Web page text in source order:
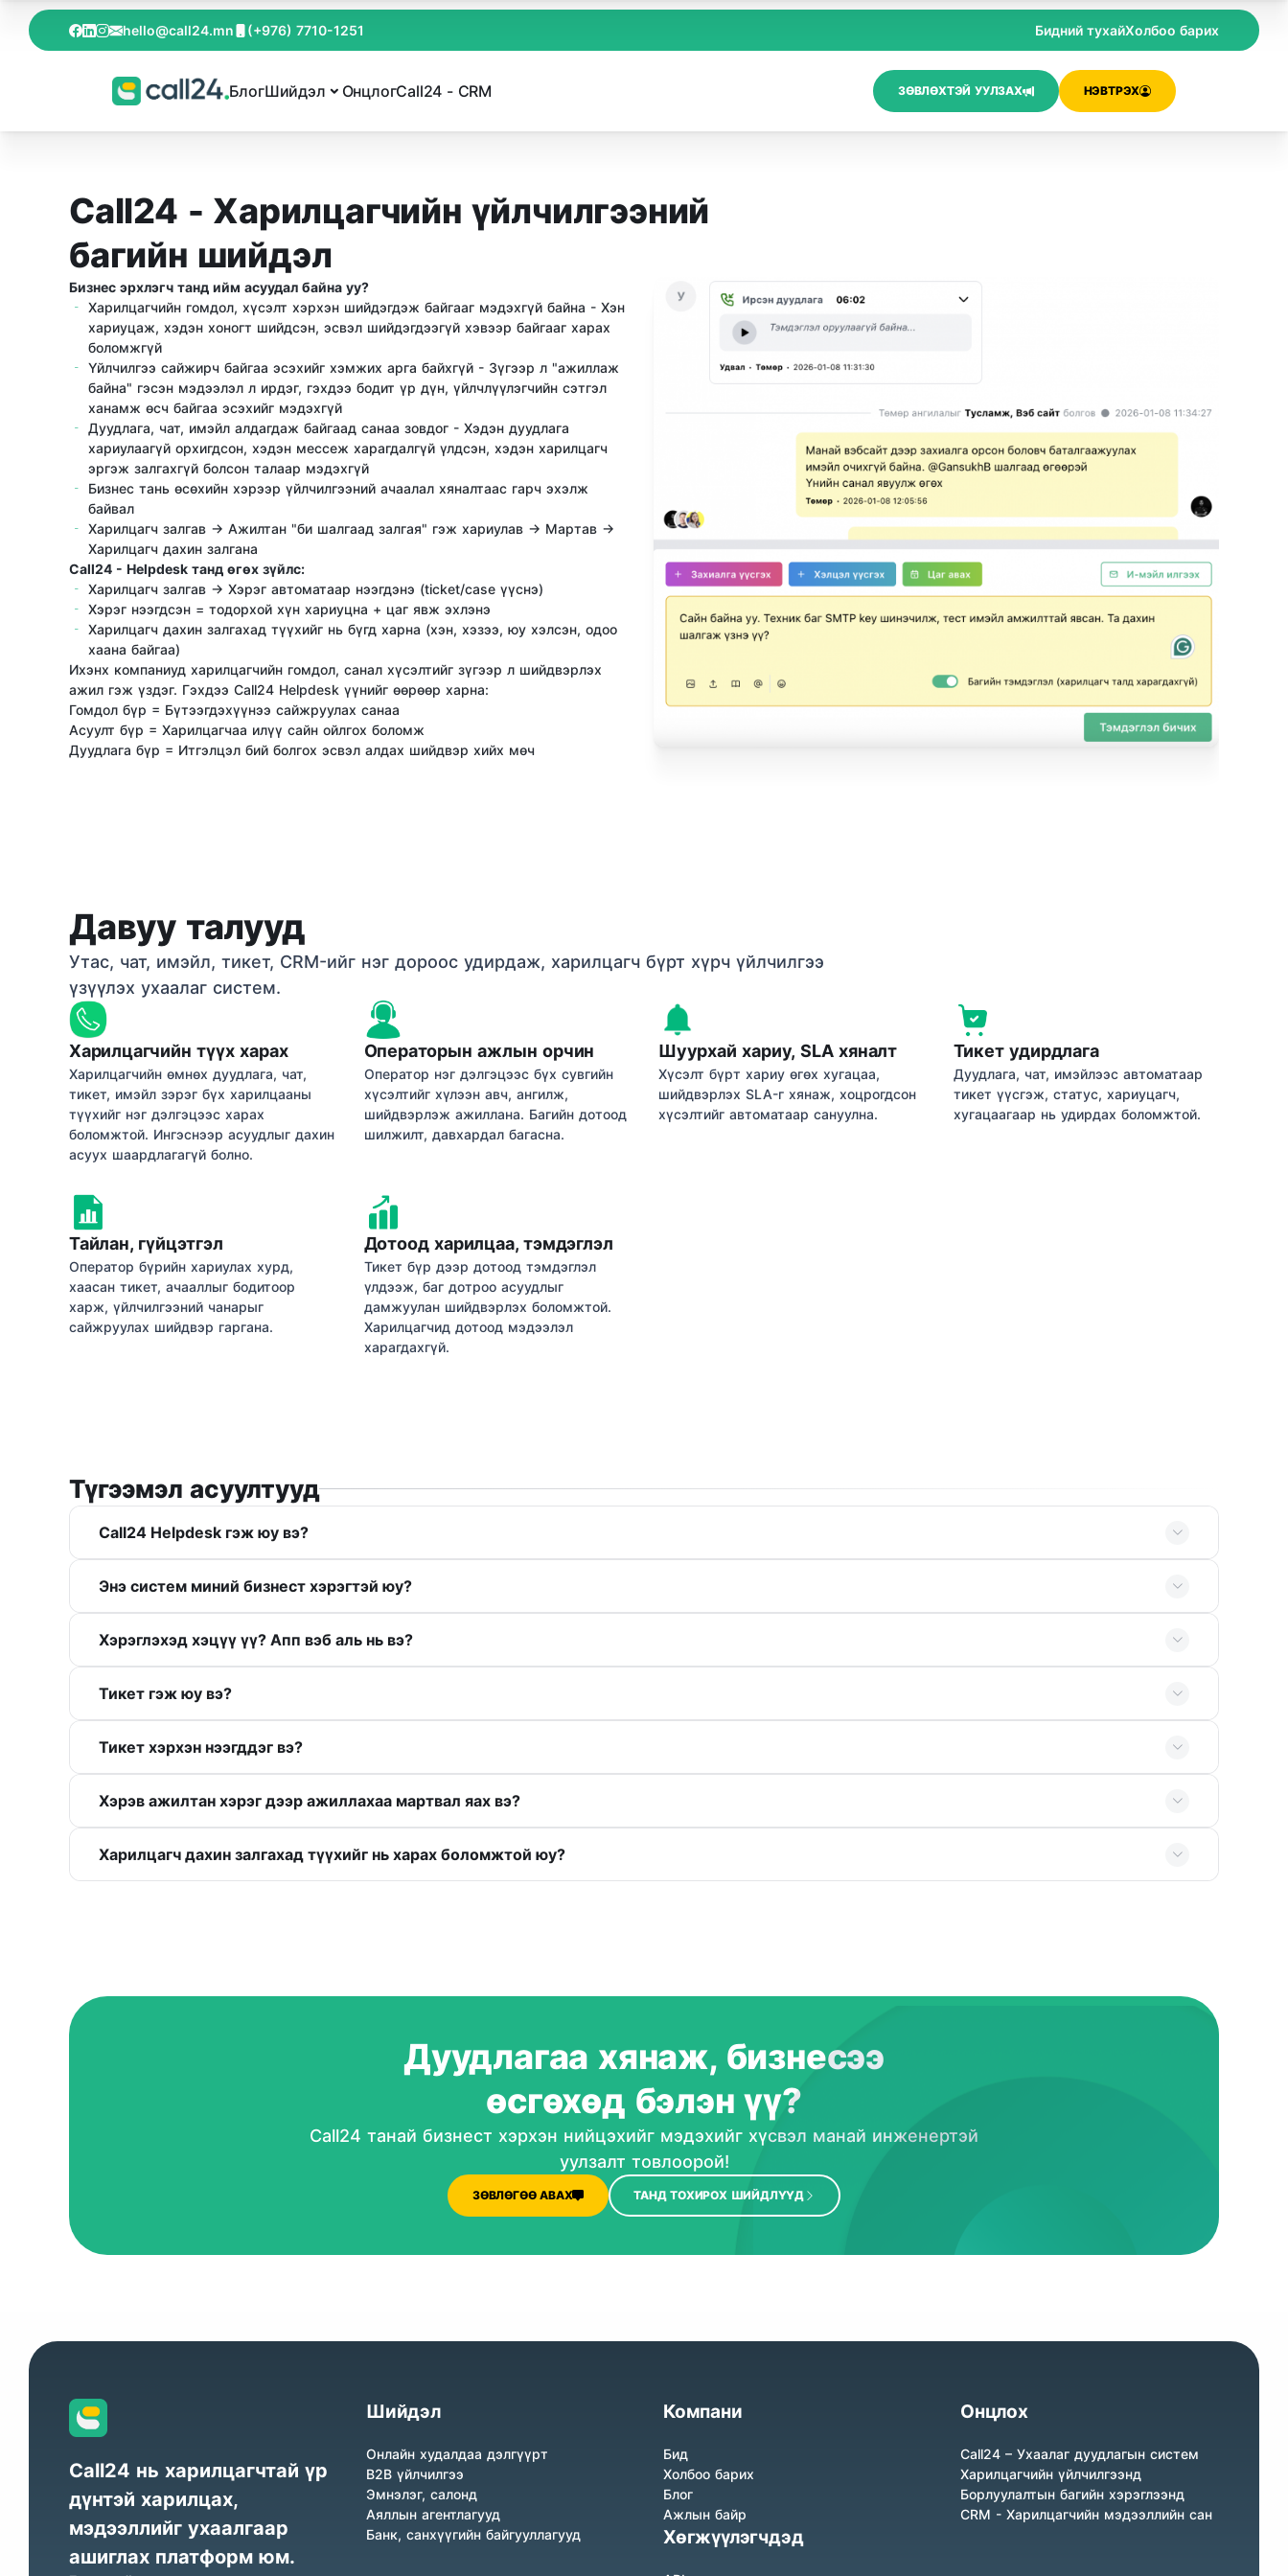
hello@call24.mn (+976) 7710-1251 Бидний тухайХолбоо барих
БлогШийдэл ОнцлогCall24 - CRM ЗӨВЛӨХТЭЙ УУЛЗАХ НЭВТРЭХ
Call24 - Харилцагчийн үйлчилгээний
багийн шийдэл
Бизнес эрхлэгч танд ийм асуудал байна уу?
Харилцагчийн гомдол, хүсэлт хэрхэн шийдэгдэж байгааг мэдэхгүй байна - Хэн
хариуцаж, хэдэн хоногт шийдсэн, эсвэл шийдэгдээгүй хэвээр байгааг харах
боломжгүй
Үйлчилгээ сайжирч байгаа эсэхийг хэмжих арга байхгүй - Зүгээр л "ажиллаж
байна" гэсэн мэдээлэл л ирдэг, гэхдээ бодит үр дүн, үйлчлүүлэгчийн сэтгэл
ханамж өсч байгаа эсэхийг мэдэхгүй
Дуудлага, чат, имэйл алдагдаж байгаад санаа зовдог - Хэдэн дуудлага
хариулаагүй орхигдсон, хэдэн мессеж харагдалгүй үлдсэн, хэдэн харилцагч
эргэж залгахгүй болсон талаар мэдэхгүй
Бизнес тань өсөхийн хэрээр үйлчилгээний ачаалал хяналтаас гарч эхэлж
байвал
Харилцагч залгав → Ажилтан "би шалгаад залгая" гэж хариулав → Мартав →
Харилцагч дахин залгана
Call24 - Helpdesk танд өгөх зүйлс:
Харилцагч залгав → Хэрэг автоматаар нээгдэнэ (ticket/case үүснэ)
Хэрэг нээгдсэн = тодорхой хүн хариуцна + цаг явж эхлэнэ
Харилцагч дахин залгахад түүхийг нь бүгд харна (хэн, хэзээ, юу хэлсэн, одоо
хаана байгаа)
Ихэнх компаниуд харилцагчийн гомдол, санал хүсэлтийг зүгээр л шийдвэрлэх
ажил гэж үздэг. Гэхдээ Call24 Helpdesk үүнийг өөрөөр харна:
Гомдол бүр = Бүтээгдэхүүнээ сайжруулах санаа
Асуулт бүр = Харилцагчаа илүү сайн ойлгох боломж
Дуудлага бүр = Итгэлцэл бий болгох эсвэл алдах шийдвэр хийх мөч
Давуу талууд
Утас, чат, имэйл, тикет, CRM-ийг нэг дороос удирдаж, харилцагч бүрт хүрч үйлчилгээ
үзүүлэх ухаалаг систем.
Харилцагчийн түүх харах
Харилцагчийн өмнөх дуудлага, чат,
тикет, имэйл зэрэг бүх харилцааны
түүхийг нэг дэлгэцээс харах
боломжтой. Ингэснээр асуудлыг дахин
асуух шаардлагагүй болно.
Операторын ажлын орчин
Оператор нэг дэлгэцээс бүх сувгийн
хүсэлтийг хүлээн авч, ангилж,
шийдвэрлэж ажиллана. Багийн дотоод
шилжилт, давхардал багасна.
Шуурхай хариу, SLA хяналт
Хүсэлт бүрт хариу өгөх хугацаа,
шийдвэрлэх SLA-г хянаж, хоцрогдсон
хүсэлтийг автоматаар сануулна.
Тикет удирдлага
Дуудлага, чат, имэйлээс автоматаар
тикет үүсгэж, статус, хариуцагч,
хугацаагаар нь удирдах боломжтой.
Тайлан, гүйцэтгэл
Оператор бүрийн хариулах хурд,
хаасан тикет, ачааллыг бодитоор
харж, үйлчилгээний чанарыг
сайжруулах шийдвэр гаргана.
Дотоод харилцаа, тэмдэглэл
Тикет бүр дээр дотоод тэмдэглэл
үлдээж, баг дотроо асуудлыг
дамжуулан шийдвэрлэх боломжтой.
Харилцагчид дотоод мэдээлэл
харагдахгүй.
Түгээмэл асуултууд
Call24 Helpdesk гэж юу вэ?
Энэ систем миний бизнест хэрэгтэй юу?
Хэрэглэхэд хэцүү үү? Апп вэб аль нь вэ?
Тикет гэж юу вэ?
Тикет хэрхэн нээгддэг вэ?
Хэрэв ажилтан хэрэг дээр ажиллахаа мартвал яах вэ?
Харилцагч дахин залгахад түүхийг нь харах боломжтой юу?
Дуудлагаа хянаж, бизнесээ
өсгөхөд бэлэн үү?
Call24 танай бизнест хэрхэн нийцэхийг мэдэхийг хүсвэл манай инженертэй
уулзалт товлоорой!
ЗӨВЛӨГӨӨ АВАХ ТАНД ТОХИРОХ ШИЙДЛҮҮД
Call24 нь харилцагчтай үр
дүнтэй харилцах,
мэдээллийг ухаалгаар
ашиглах платформ юм.
Шийдэл
Онлайн худалдаа дэлгүүрт
B2B үйлчилгээ
Эмнэлэг, салонд
Аяллын агентлагууд
Банк, санхүүгийн байгууллагууд
Компани
Бид
Холбоо барих
Блог
Ажлын байр
Хөгжүүлэгчдэд
Онцлох
Call24 – Ухаалаг дуудлагын систем
Харилцагчийн үйлчилгээнд
Борлуулалтын багийн хэрэглээнд
CRM - Харилцагчийн мэдээллийн сан